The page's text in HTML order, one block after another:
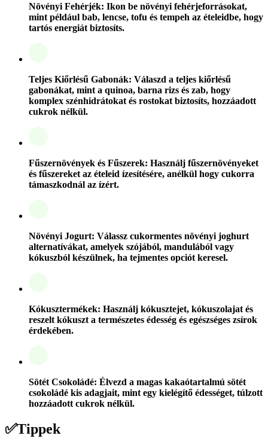
Növényi Fehérjék: Ikon be növényi fehérjeforrásokat,
mint például bab, lencse, tofu és tempeh az ételeidbe, hogy
tartós energiát biztosíts.
Teljes Kiőrlésű Gabonák: Válaszd a teljes kiőrlésű
gabonákat, mint a quinoa, barna rizs és zab, hogy
komplex szénhidrátokat és rostokat biztosíts, hozzáadott
cukrok nélkül.
Fűszernövények és Fűszerek: Használj fűszernövényeket
és fűszereket az ételeid ízesítésére, anélkül hogy cukorra
támaszkodnál az ízért.
Növényi Jogurt: Válassz cukormentes növényi joghurt
alternatívákat, amelyek szójából, mandulából vagy
kókuszból készülnek, ha tejmentes opciót keresel.
Kókusztermékek: Használj kókusztejet, kókuszolajat és
reszelt kókuszt a természetes édesség és egészséges zsírok
érdekében.
Sötét Csokoládé: Élvezd a magas kakaótartalmú sötét
csokoládé kis adagjait, mint egy kielégítő édességet, túlzott
hozzáadott cukrok nélkül.
✅Tippek